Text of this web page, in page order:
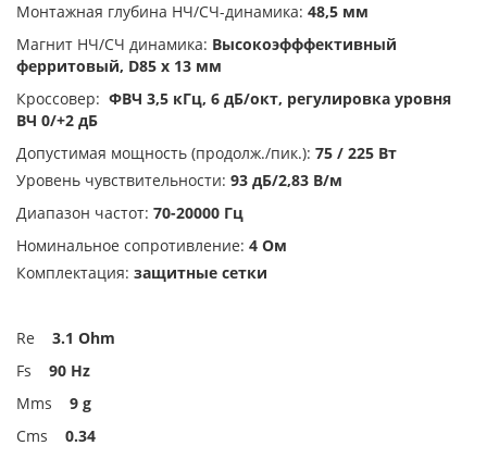
Монтажная глубина НЧ/СЧ-динамика: 48,5 мм
Магнит НЧ/СЧ динамика: Высокоэфффективный
ферритовый, D85 х 13 мм
Кроссовер: ФВЧ 3,5 кГц, 6 дБ/окт, регулировка уровня
ВЧ 0/+2 дБ
Допустимая мощность (продолж./пик.): 75 / 225 Вт
Уровень чувствительности: 93 дБ/2,83 В/м
Диапазон частот: 70-20000 Гц
Номинальное сопротивление: 4 Ом
Комплектация: защитные сетки
Re 3.1 Ohm
Fs 90 Hz
Mms 9 g
Cms 0.34